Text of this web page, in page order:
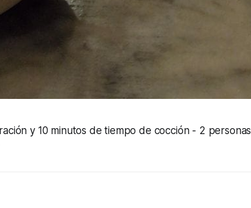
y 10 minutos de tiempo de cocción- 2 personas